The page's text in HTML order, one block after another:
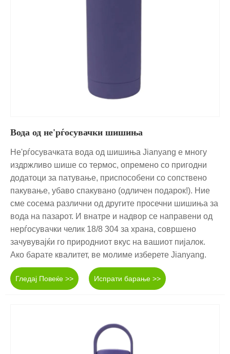
Вода од не'рѓосувачки шишиња
Не'рѓосувачката вода од шишиња Jianyang е многу
издржливо шише со термос, опремено со пригодни
додатоци за патување, приспособени со сопствено
пакување, убаво спакувано (одличен подарок!). Ние
сме сосема различни од другите просечни шишиња за
вода на пазарот. И внатре и надвор се направени од
нерѓосувачки челик 18/8 304 за храна, совршено
зачувувајќи го природниот вкус на вашиот пијалок.
Ако барате квалитет, ве молиме изберете Jianyang.
Гледај Повеќе >> Испрати барање >>